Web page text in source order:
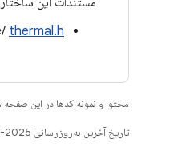
thermal.h
محتوا و نمونه کدها در این
تاریخ آخرین به‌روزرسانی 2025-07-29 به‌وقت ساعت هماهنگ جهانی.